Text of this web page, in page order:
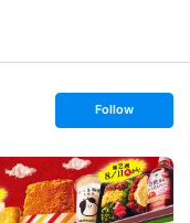
s
t
o
l
l
o
w
Follow